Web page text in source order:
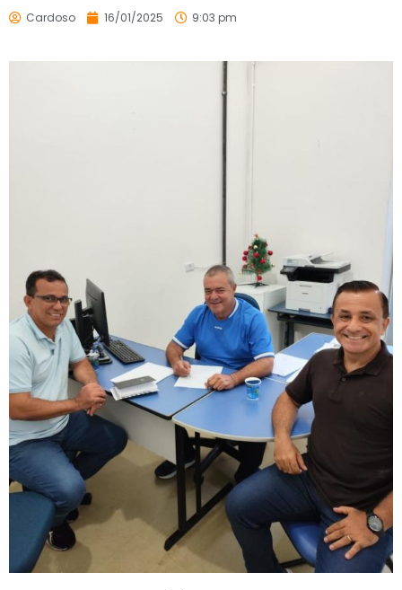
Cardoso 16/01/2025 9:03 pm